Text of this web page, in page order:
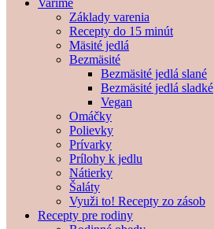
Varíme
Základy varenia
Recepty do 15 minút
Mäsité jedlá
Bezmäsité
Bezmäsité jedlá slané
Bezmäsité jedlá sladké
Vegan
Omáčky
Polievky
Prívarky
Prílohy k jedlu
Nátierky
Šaláty
Využi to! Recepty zo zásob
Recepty pre rodiny